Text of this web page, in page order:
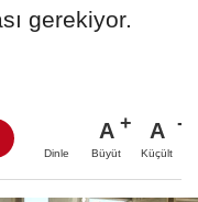
gerekiyor.
Dinle
A
Büyüt
A
Küçült